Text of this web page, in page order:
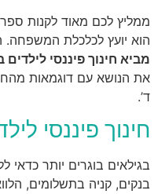
ממליץ לכם מאוד לקנות
הוא יועץ לכלכלת
מביא חינוך פיננסי
את הנושא עם דוגמאות
ד’.
חינוך פיננסי
בגילאים בוגרים יותר כדאי
בנקים, קניה בתשלומים,